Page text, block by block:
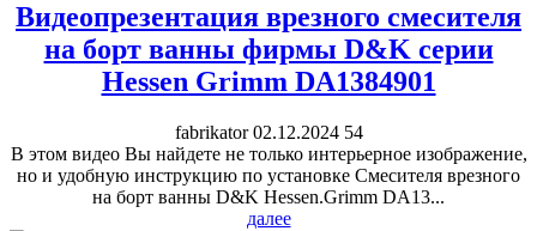
Видеопрезентация врезного смесителя
на борт ванны фирмы D&K серии
Hessen Grimm DA1384901
fabrikator 02.12.2024 54
В этом видео Вы найдете не только интерьерное изображение,
но и удобную инструкцию по установке Смесителя врезного
на борт ванны D&K Hessen.Grimm DA13...
далее